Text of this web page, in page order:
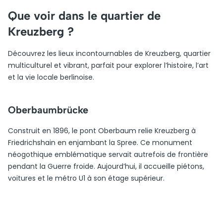
Que voir dans le quartier de
Kreuzberg ?
Découvrez les lieux incontournables de Kreuzberg, quartier
multiculturel et vibrant, parfait pour explorer l’histoire, l’art
et la vie locale berlinoise.
Oberbaumbrücke
Construit en 1896, le pont Oberbaum relie Kreuzberg à
Friedrichshain en enjambant la Spree. Ce monument
néogothique emblématique servait autrefois de frontière
pendant la Guerre froide. Aujourd’hui, il accueille piétons,
voitures et le métro U1 à son étage supérieur.